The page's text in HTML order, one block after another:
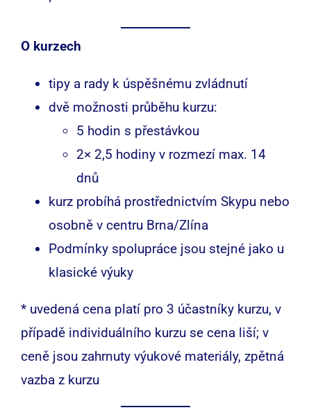
O kurzech
tipy a rady k úspěšnému zvládnutí
dvě možnosti průběhu kurzu:
5 hodin s přestávkou
2× 2,5 hodiny v rozmezí max. 14
dnů
kurz probíhá prostřednictvím Skypu nebo
osobně v centru Brna/Zlína
Podmínky spolupráce jsou stejné jako u
klasické výuky
* uvedená cena platí pro 3 účastníky kurzu, v
případě individuálního kurzu se cena liší; v
ceně jsou zahrnuty výukové materiály, zpětná
vazba z kurzu